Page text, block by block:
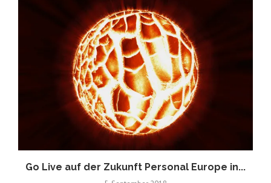
Go Live auf der Zukunft Personal Europe in...